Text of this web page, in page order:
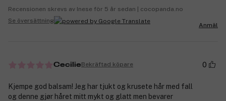
Recensionen skrevs av Inese för 5 år sedan | cocopanda.no
Se översättning
Anmäl
CecilieBekräftad köpare 0
Kjempe god balsam! Jeg har tjukt og krusete hår med fall
og denne gjør håret mitt mykt og glatt men bevarer